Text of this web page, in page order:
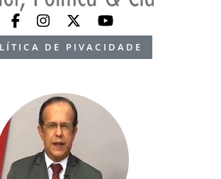
DE PIVACIDADE